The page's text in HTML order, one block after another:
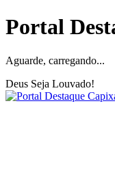
Portal
Aguarde, carregando...
Deus Seja Louvado!